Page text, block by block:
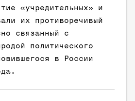
«учредительных» и
их противоречивый
связанный с
политического
в России